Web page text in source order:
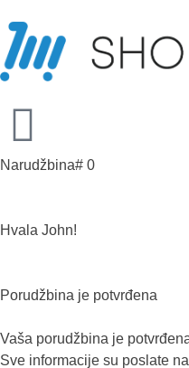
Narudžbina# 0
Hvala John!
Porudžbina je potvrđena
Vaša porudžbina je
Sve informacije su poslate na